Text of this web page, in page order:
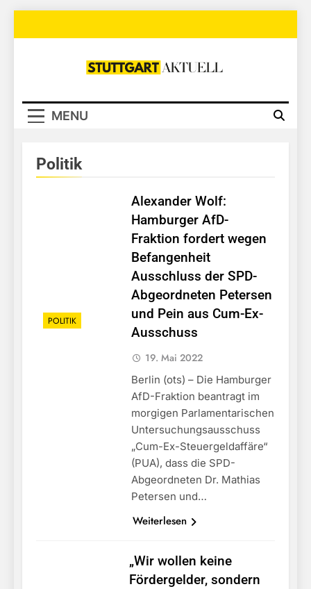
Stuttgart
MENU
Politik
POLITIK
Alexander Wolf:
Hamburger AfD-
Fraktion fordert wegen
Befangenheit
Ausschluss der SPD-
Abgeordneten Petersen
und Pein aus Cum-Ex-
Ausschuss
19. Mai 2022
Berlin (ots) – Die Hamburger
AfD-Fraktion beantragt im
morgigen Parlamentarischen
Untersuchungsausschuss
„Cum-Ex-Steuergeldaffäre“
(PUA), dass die SPD-
Abgeordneten Dr. Mathias
Petersen und…
Weiterlesen
„Wir wollen keine
Fördergelder, sondern